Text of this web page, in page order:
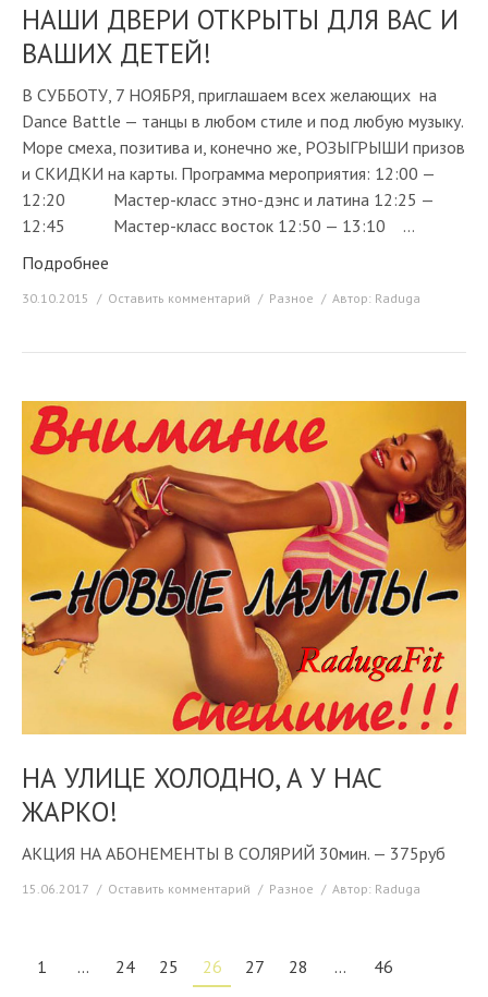
НАШИ ДВЕРИ ОТКРЫТЫ ДЛЯ ВАС И
ВАШИХ ДЕТЕЙ!
В СУББОТУ, 7 НОЯБРЯ, приглашаем всех желающих на
Dance Battle — танцы в любом стиле и под любую музыку.
Море смеха, позитива и, конечно же, РОЗЫГРЫШИ призов
и СКИДКИ на карты. Программа мероприятия: 12:00 —
12:20 Мастер-класс этно-дэнс и латина 12:25 —
12:45 Мастер-класс восток 12:50 — 13:10 …
Подробнее
30.10.2015 Оставить комментарий Разное Автор: Raduga
НА УЛИЦЕ ХОЛОДНО, А У НАС
ЖАРКО!
АКЦИЯ НА АБОНЕМЕНТЫ В СОЛЯРИЙ 30мин. — 375руб
15.06.2017 Оставить комментарий Разное Автор: Raduga
1 … 24 25 26 27 28 … 46